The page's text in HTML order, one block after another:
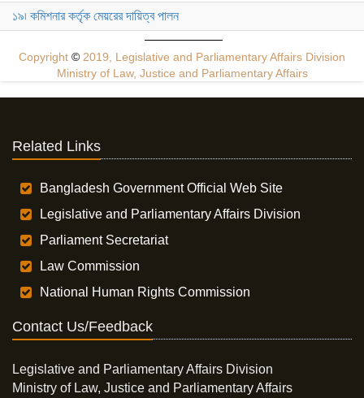
১৯৷ কমিশনার কর্তৃক মেয়রের দায়িত্ব পালন
Copyright © 2019, Legislative and Parliamentary Affairs Division
Ministry of Law, Justice and Parliamentary Affairs
Related Links
Bangladesh Government Official Web Site
Legislative and Parliamentary Affairs Division
Parliament Secretariat
Law Commission
National Human Rights Commission
Contact Us/Feedback
Legislative and Parliamentary Affairs Division
Ministry of Law, Justice and Parliamentary Affairs